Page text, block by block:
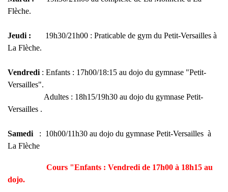
Flèche.
Jeudi :
19h30/21h00 : Praticable de gym du Petit-Versailles à
La Flèche.
Vendredi : Enfants : 17h00/18:15 au dojo du gymnase "Petit-
Versailles".
Adultes : 18h15/19h30 au dojo du gymnase Petit-
Versailles .
Samedi
: 10h00/11h30 au dojo du gymnase Petit-Versailles à
La Flèche
Cours "Enfants : Vendredi de 17h00 à 18h15 au
dojo.